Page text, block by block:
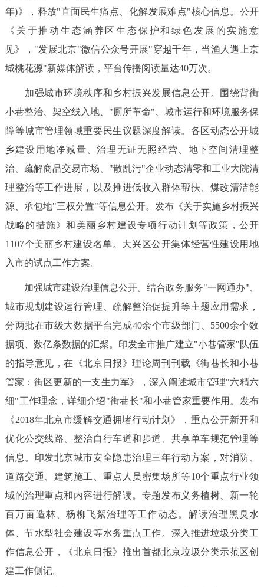
年)》，释放"直面民生痛点、化解发展难点"核心信息。公开
《关于推动生态涵养区生态保护和绿色发展的实施意
见》，"发展北京"微信公众号开展"穿越千年，当渔人遇上京
城桃花源"新媒体解读，平台传播阅读量达40万次。
加强城市环境秩序和乡村振兴发展信息公开。围绕背街
小巷整治、架空线入地、"厕所革命"、城市运行和环境服务保
障等城市管理领域重要民生议题深度解读。各区动态公开城
乡建设用地净减量、治理无证无照经营、地下空间清理整
治、疏解商品交易市场、"散乱污"企业动态清零和工业大院清
理整治等工作进展，以及推进低收入群体帮扶、煤改清洁能
源、承包地"三权分置"等信息公开。发布《关于实施乡村振兴
战略的措施》和美丽乡村建设专项行动计划等政策，公开
1107个美丽乡村建设名单。大兴区公开集体经营性建设用地
入市的试点工作方案。
加强城市建设治理信息公开。结合政务服务"一网通办"、
城市规划建设运行管理、疏解整治促提升等主题应用需求，
分两批在市级大数据平台完成40余个市级部门、5500余个数
据项、数亿条数据的汇聚。印发全市推广建立"小巷管家"队伍
的指导意见，在《北京日报》理论周刊刊载《街巷长和小巷
管家：街区更新的一支生力军》，深入阐述城市管理"六精六
细"工作理念，详细介绍"街巷长"和小巷管家重要作用。发布
《2018年北京市缓解交通拥堵行动计划》，重点公开新开和
优化公交线路、整治自行车道和步道、共享单车规范管理等
信息。印发北京城市安全隐患治理三年行动方案，对消防、
道路交通、建筑施工、重点人员密集场所等10个重点行业领
域的治理重点和内容进行解读。专题发布义务植树、新一轮
百万亩造林、杨柳飞絮治理等工作动态。解读治理黑臭水
体、节水型社会建设等水务重点工作。深入推进垃圾分类工
作信息公开，《北京日报》推出首都北京垃圾分类示范区创
建工作侧记。